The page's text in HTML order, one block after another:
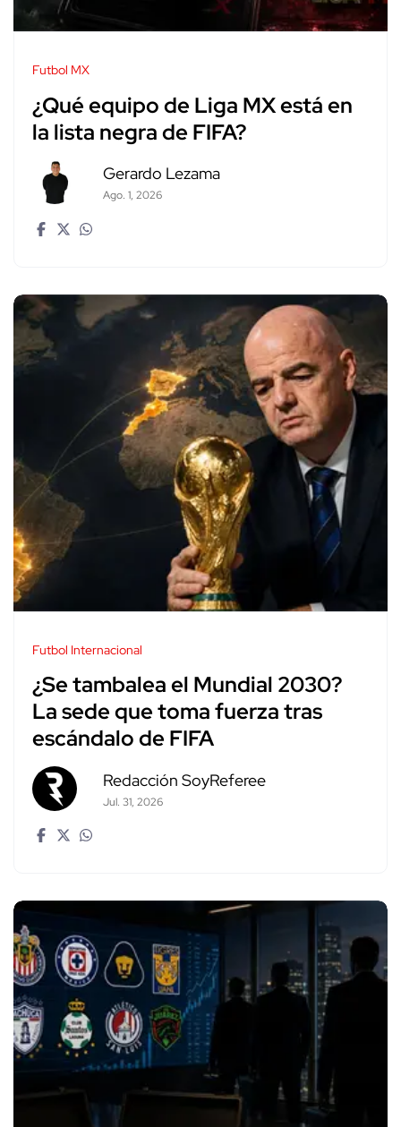
Futbol MX
¿Qué equipo de Liga MX está en
la lista negra de FIFA?
Gerardo Lezama
Ago. 1, 2026
Futbol Internacional
¿Se tambalea el Mundial 2030?
La sede que toma fuerza tras
escándalo de FIFA
Redacción SoyReferee
Jul. 31, 2026